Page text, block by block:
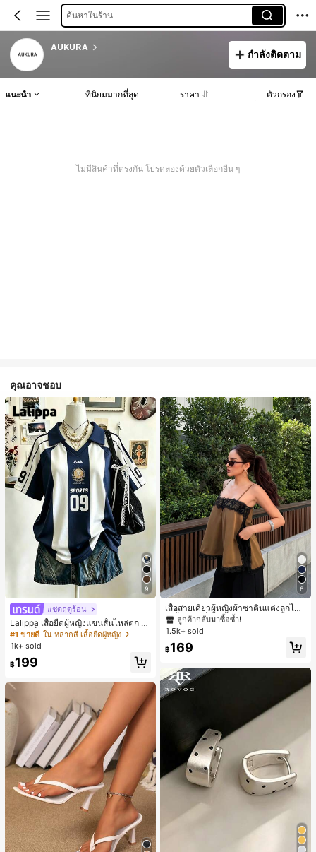
ค้นหาในร้าน
AUKURA
กำลังติดตาม
แนะนำ ที่นิยมมากที่สุด ราคา ตัวกรอง
ไม่มีสินค้าที่ตรงกัน โปรดลองด้วยตัวเลือกอื่น ๆ
คุณอาจชอบ
9
#ชุดฤดูร้อน
Lalippa เสื้อยืดผู้หญิงแขนสั้นไหล่ตก ค
อวีปกเสื้อ ลายพิมพ์ดิจิทัลลายทาง สไตล์
สปอร์ตแฟชั่นมินิมอล ของขวัญสำหรับเ
พื่อน
#1 ขายดี ใน หลากสี เสื้อยืดผู้หญิง
1k+ sold
฿199
6
เสื้อสายเดี่ยวผู้หญิงผ้าซาตินแต่งลูกไม้
- เสื้อสายเดี่ยวฤดูร้อนสีคากีมีรอยผ่าด้า
นข้างที่น่าดึงดูดแบบสบายๆ
#1 ขายดี
ใน สีกากี เสื้อสตรี เสื้อเบลาส์ & Tee
ลูกค้ากลับมาซื้อซ้ำ!
#1 ขายดี
ใน สีกากี เสื้อสตรี เสื้อเบลาส์ & Tee
ลูกค้ากลับมาซื้อซ้ำ!
#1 ขายดี
ใน สีกากี เสื้อสตรี เสื้อเบลาส์ & Tee
ลูกค้ากลับมาซื้อซ้ำ!
#1 ขายดี
ลูกค้ากลับมาซื้อซ้ำ!
1.5k+ sold
฿169